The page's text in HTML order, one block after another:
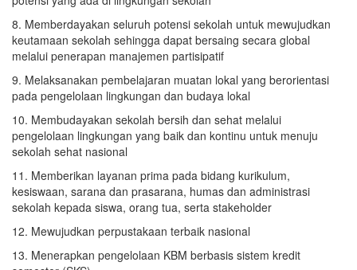
8. Memberdayakan seluruh potensi sekolah untuk mewujudkan
keutamaan sekolah sehingga dapat bersaing secara global
melalui penerapan manajemen partisipatif
9. Melaksanakan pembelajaran muatan lokal yang berorientasi
pada pengelolaan lingkungan dan budaya lokal
10. Membudayakan sekolah bersih dan sehat melalui
pengelolaan lingkungan yang baik dan kontinu untuk menuju
sekolah sehat nasional
11. Memberikan layanan prima pada bidang kurikulum,
kesiswaan, sarana dan prasarana, humas dan administrasi
sekolah kepada siswa, orang tua, serta stakeholder
12. Mewujudkan perpustakaan terbaik nasional
13. Menerapkan pengelolaan KBM berbasis sistem kredit